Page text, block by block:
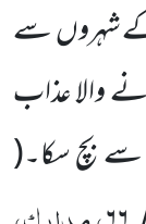
شہروںسے
والا عذاب
بچ سکا۔(